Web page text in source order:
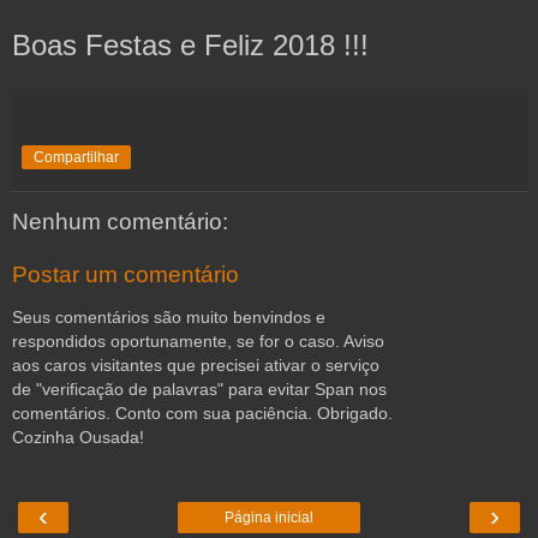
Boas Festas e Feliz 2018 !!!
Compartilhar
Nenhum comentário:
Postar um comentário
Seus comentários são muito benvindos e
respondidos oportunamente, se for o caso. Aviso
aos caros visitantes que precisei ativar o serviço
de "verificação de palavras" para evitar Span nos
comentários. Conto com sua paciência. Obrigado.
Cozinha Ousada!
‹ ›
Página inicial